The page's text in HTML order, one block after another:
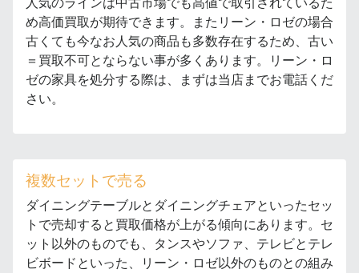
め高価買取が期待できます。またリーン・ロゼの場合
古くても今なお人気の商品も多数存在するため、古い
＝買取不可とならない事が多くあります。リーン・ロ
ゼの家具を処分する際は、まずは当店までお電話くだ
さい。
複数セットで売る
ダイニングテーブルとダイニングチェアといったセッ
トで売却すると買取価格が上がる傾向にあります。セ
ット以外のものでも、タンスやソファ、テレビとテレ
ビボードといった、リーン・ロゼ以外のものとの組み